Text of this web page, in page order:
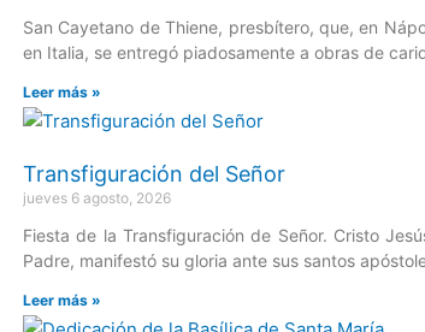
San Cayetano de Thiene, presbítero, que, en
en Italia, se entregó piadosamente a obras de
Leer más »
Transfiguración del Señor
jueves 6 agosto, 2026
Fiesta de la Transfiguración de Señor. Cristo
Padre, manifestó su gloria ante sus santos
Leer más »